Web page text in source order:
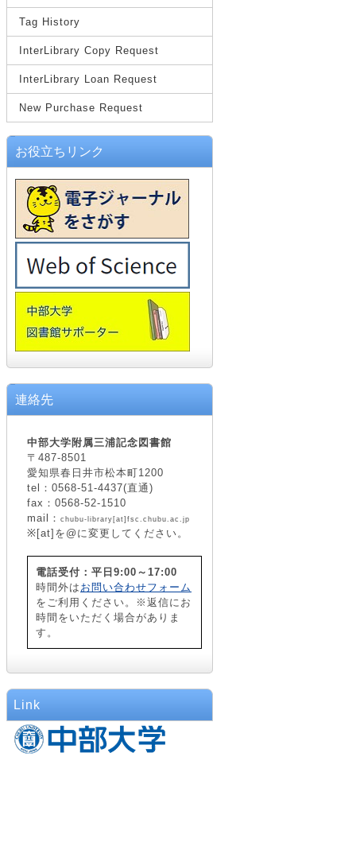
Tag History
InterLibrary Copy Request
InterLibrary Loan Request
New Purchase Request
お役立ちリンク
連絡先
中部大学附属三浦記念図書館
〒487-8501
愛知県春日井市松本町1200
tel：0568-51-4437(直通)
fax：0568-52-1510
mail： chubu-library[at]fsc.chubu.ac.jp
※[at]を@に変更してください。
電話受付：平日9:00～17:00
時間外は お問い合わせフォーム
をご利用ください。※返信にお
時間をいただく場合がありま
す。
Link